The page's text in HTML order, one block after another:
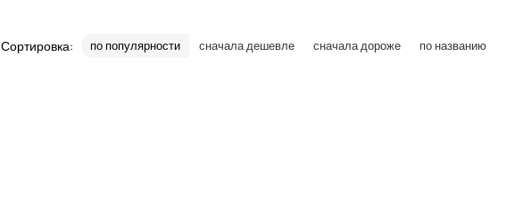
Сортировка: по популярности сначала дешевле сначала дороже по названию